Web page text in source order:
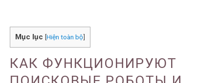
Mục lục [Hiện toàn bộ]
КАК ФУНКЦИОНИРУЮТ